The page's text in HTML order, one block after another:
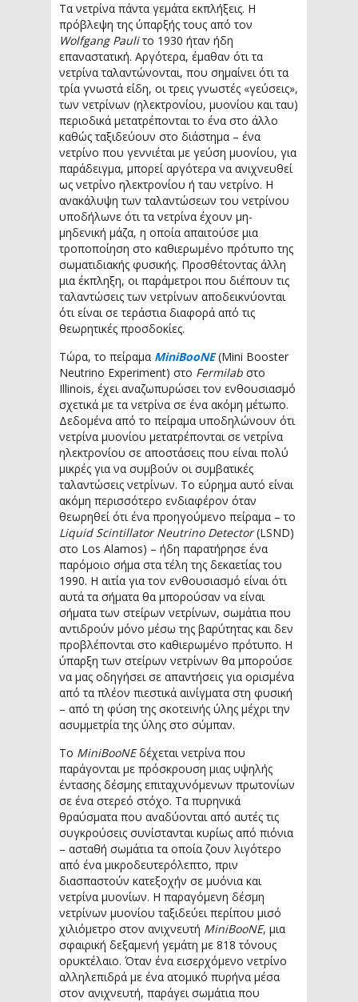
Τα νετρίνα πάντα γεμάτα εκπλήξεις. Η
πρόβλεψη της ύπαρξής τους από τον
Wolfgang Pauliτο 1930 ήταν ήδη
επαναστατική. Αργότερα, έμαθαν ότι τα
νετρίνα ταλαντώνονται, που σημαίνει ότι τα
τρία γνωστά είδη, οι τρεις γνωστές «γεύσεις»,
των νετρίνων (ηλεκτρονίου, μυονίου και ταυ)
περιοδικά μετατρέπονται το ένα στο άλλο
καθώς ταξιδεύουν στο διάστημα – ένα
νετρίνο που γεννιέται με γεύση μυονίου, για
παράδειγμα, μπορεί αργότερα να ανιχνευθεί
ως νετρίνο ηλεκτρονίου ή ταυ νετρίνο. Η
ανακάλυψη των ταλαντώσεων του νετρίνου
υποδήλωνε ότι τα νετρίνα έχουν μη-
μηδενική μάζα, η οποία απαιτούσε μια
τροποποίηση στο καθιερωμένο πρότυπο της
σωματιδιακής φυσικής. Προσθέτοντας άλλη
μια έκπληξη, οι παράμετροι που διέπουν τις
ταλαντώσεις των νετρίνων αποδεικνύονται
ότι είναι σε τεράστια διαφορά από τις
θεωρητικές προσδοκίες.
Τώρα, το πείραμα MiniBooNE (Mini Booster
Neutrino Experiment) στο Fermilab στο
Illinois, έχει αναζωπυρώσει τον ενθουσιασμό
σχετικά με τα νετρίνα σε ένα ακόμη μέτωπο.
Δεδομένα από το πείραμα υποδηλώνουν ότι
νετρίνα μυονίου μετατρέπονται σε νετρίνα
ηλεκτρονίου σε αποστάσεις που είναι πολύ
μικρές για να συμβούν οι συμβατικές
ταλαντώσεις νετρίνων. Το εύρημα αυτό είναι
ακόμη περισσότερο ενδιαφέρον όταν
θεωρηθεί ότι ένα προηγούμενο πείραμα – το
Liquid Scintillator Neutrino Detector(LSND)
στο Los Alamos) – ήδη παρατήρησε ένα
παρόμοιο σήμα στα τέλη της δεκαετίας του
1990. Η αιτία για τον ενθουσιασμό είναι ότι
αυτά τα σήματα θα μπορούσαν να είναι
σήματα των στείρων νετρίνων, σωμάτια που
αντιδρούν μόνο μέσω της βαρύτητας και δεν
προβλέπονται στο καθιερωμένο πρότυπο. Η
ύπαρξη των στείρων νετρίνων θα μπορούσε
να μας οδηγήσει σε απαντήσεις για ορισμένα
από τα πλέον πιεστικά αινίγματα στη φυσική
– από τη φύση της σκοτεινής ύλης μέχρι την
ασυμμετρία της ύλης στο σύμπαν.
Το MiniBooNEδέχεται νετρίνα που
παράγονται με πρόσκρουση μιας υψηλής
έντασης δέσμης επιταχυνόμενων πρωτονίων
σε ένα στερεό στόχο. Τα πυρηνικά
θραύσματα που αναδύονται από αυτές τις
συγκρούσεις συνίστανται κυρίως από πιόνια
– ασταθή σωμάτια τα οποία ζουν λιγότερο
από ένα μικροδευτερόλεπτο, πριν
διασπαστούν κατεξοχήν σε μυόνια και
νετρίνα μυονίων. Η παραγόμενη δέσμη
νετρίνων μυονίου ταξιδεύει περίπου μισό
χιλιόμετρο στον ανιχνευτή MiniBooNE, μια
σφαιρική δεξαμενή γεμάτη με 818 τόνους
ορυκτέλαιο. Όταν ένα εισερχόμενο νετρίνο
αλληλεπιδρά με ένα ατομικό πυρήνα μέσα
στον ανιχνευτή, παράγει σωμάτια που